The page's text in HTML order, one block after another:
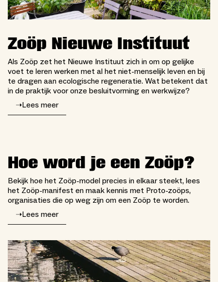
Zoöp Nieuwe Instituut
Als Zoöp zet het Nieuwe Instituut zich in om op gelijke
voet te leren werken met al het niet-menselijk leven en bij
te dragen aan ecologische regeneratie. Wat betekent dat
in de praktijk voor onze besluitvorming en werkwijze?
➝Lees meer
Hoe word je een Zoöp?
Bekijk hoe het Zoöp-model precies in elkaar steekt, lees
het Zoöp-manifest en maak kennis met Proto-zoöps,
organisaties die op weg zijn om een Zoöp te worden.
➝Lees meer